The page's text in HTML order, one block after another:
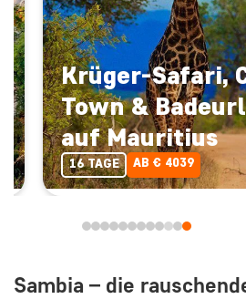
Krüger-Safari,
Town &
auf Mauritius
16 TAGE AB € 4039
Sambia – die